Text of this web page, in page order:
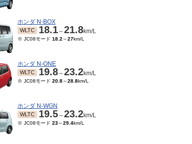
ホンダ N-BOX
WLTC 18.1～21.8km/L
※ JC08モード 18.2 ～27km/L
ホンダ N-ONE
WLTC 19.8～23.2km/L
※ JC08モード 20.8～28.8km/L
ホンダ N-WGN
WLTC 19.5～23.2km/L
※ JC08モード 23～29.4km/L